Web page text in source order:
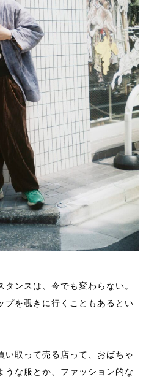
ンスは、今でも変わらない。
プを覗きに行くこともあるとい
い取って売る店って、おばちゃ
うな服とか、ファッション的な